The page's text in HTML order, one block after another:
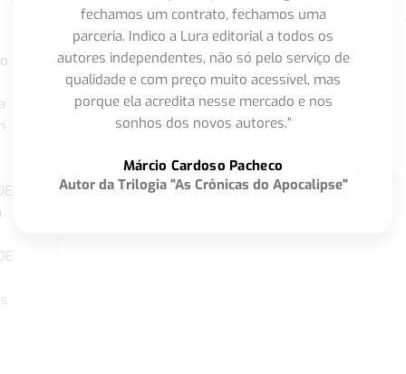
fechamos um contrato, fechamos uma
parceria. Indico a Lura editorial a todos os
autores independentes, não só pelo serviço de
qualidade e com preço muito acessível, mas
porque ela acredita nesse mercado e nos
sonhos dos novos autores.”
Márcio Cardoso Pacheco
Autor da Trilogia "As Crônicas do Apocalipse"